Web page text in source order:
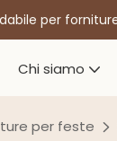
per
Chi siamo
per feste